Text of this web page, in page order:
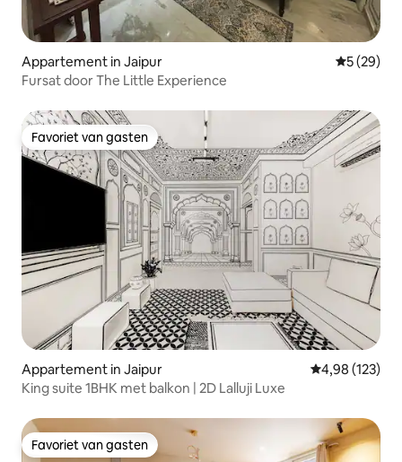
Appartement in Jaipur
5 (29)
Fursat door The Little Experience
Favoriet van gasten
Favoriet van gasten
Appartement in Jaipur Gemiddelde
4,98 (123)
King suite 1BHK met balkon | 2D Lalluji Luxe
Favoriet van gasten
Favoriet van gasten